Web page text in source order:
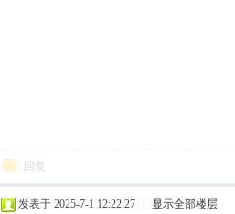
回复
发表于 2025-7-1 12:22:27 显示全部楼层